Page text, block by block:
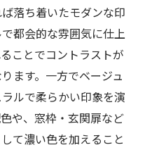
落ち着いたモダンな印
都会的な雰囲気に仕上
ことでコントラストが
ます。一方でベージュ
ルで柔らかい印象を演
や、窓枠・玄関扉など
て濃い色を加えること